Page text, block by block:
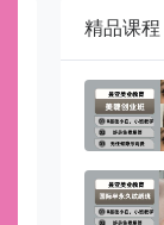
精品课程